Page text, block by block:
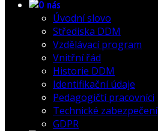
Úvodní slovo
Střediska DDM
Vzdělávací program
Vnitřní řád
Historie DDM
Identifikační údaje
Pedagogičtí pracovníci
Technické zabezpečení
GDPR